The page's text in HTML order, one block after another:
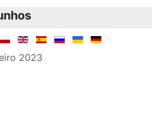
2023
de Imprensa